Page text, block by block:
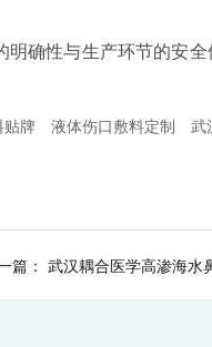
确性与生产环节的安
牌 液体伤口敷料定制
武
篇：